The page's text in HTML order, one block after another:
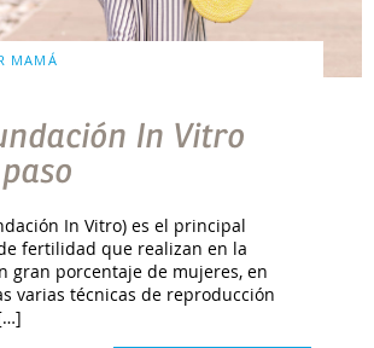
MAMÁ
In Vitro
In Vitro) es el principal
fertilidad que realizan en la
gran porcentaje de mujeres, en
varias técnicas de reproducción